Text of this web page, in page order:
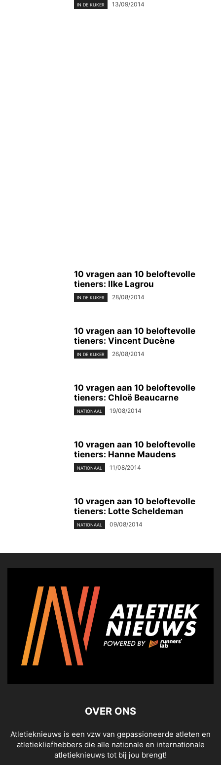
IN DE KIJKER 13/09/2014
10 vragen aan 10 beloftevolle
tieners: Ilke Lagrou
IN DE KIJKER 28/08/2014
10 vragen aan 10 beloftevolle
tieners: Vincent Ducène
IN DE KIJKER 26/08/2014
10 vragen aan 10 beloftevolle
tieners: Chloë Beaucarne
NATIONAAL 19/08/2014
10 vragen aan 10 beloftevolle
tieners: Hanne Maudens
NATIONAAL 11/08/2014
10 vragen aan 10 beloftevolle
tieners: Lotte Scheldeman
NATIONAAL 09/08/2014
OVER ONS
Atletieknieuws is een vzw van gepassioneerde atleten en
atletiekliefhebbers die alle nationale en internationale
atletieknieuws tot bij jou brengt!